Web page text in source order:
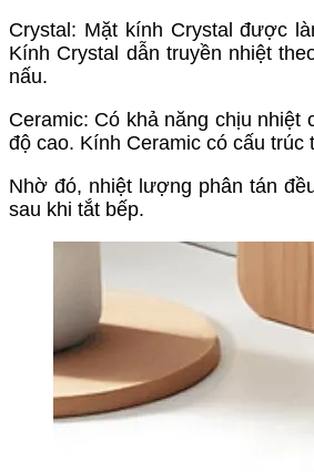
Crystal: Mặt kính Crystal được
Kính Crystal dẫn truyền nhiệt
nấu.
Ceramic: Có khả năng chịu
độ cao. Kính Ceramic có cấu trúc
Nhờ đó, nhiệt lượng phân tán
sau khi tắt bếp.